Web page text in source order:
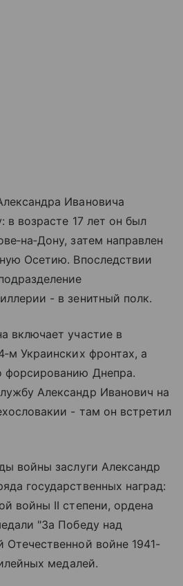
Ивановича
в возрасте 17 лет он был
затем направлен
Осетию. Впоследствии
- в зенитный полк.
включает участие в
Украинских фронтах, а
форсированию Днепра.
Александр Иванович на
- там он встретил
войны заслуги Александр
государственных наград:
войны II степени, ордена
"За Победу над
Отечественной войне 1941-
медалей.